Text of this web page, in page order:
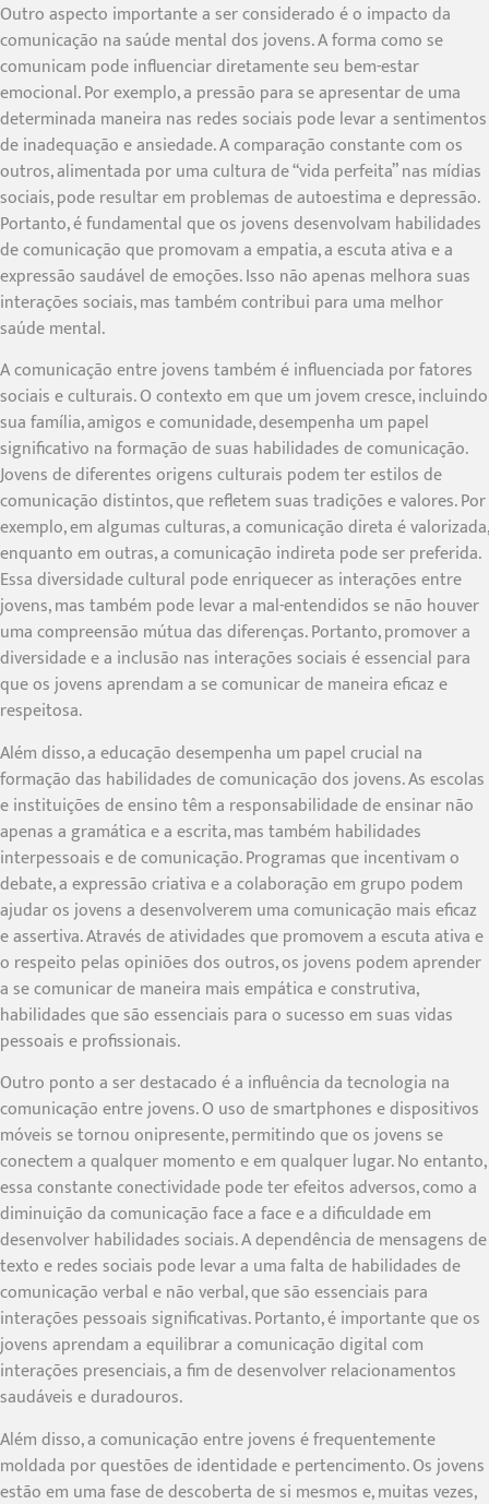
Outro aspecto importante a ser considerado é o impacto da
comunicação na saúde mental dos jovens. A forma como se
comunicam pode influenciar diretamente seu bem-estar
emocional. Por exemplo, a pressão para se apresentar de uma
determinada maneira nas redes sociais pode levar a sentimentos
de inadequação e ansiedade. A comparação constante com os
outros, alimentada por uma cultura de “vida perfeita” nas mídias
sociais, pode resultar em problemas de autoestima e depressão.
Portanto, é fundamental que os jovens desenvolvam habilidades
de comunicação que promovam a empatia, a escuta ativa e a
expressão saudável de emoções. Isso não apenas melhora suas
interações sociais, mas também contribui para uma melhor
saúde mental.
A comunicação entre jovens também é influenciada por fatores
sociais e culturais. O contexto em que um jovem cresce, incluindo
sua família, amigos e comunidade, desempenha um papel
significativo na formação de suas habilidades de comunicação.
Jovens de diferentes origens culturais podem ter estilos de
comunicação distintos, que refletem suas tradições e valores. Por
exemplo, em algumas culturas, a comunicação direta é valorizada,
enquanto em outras, a comunicação indireta pode ser preferida.
Essa diversidade cultural pode enriquecer as interações entre
jovens, mas também pode levar a mal-entendidos se não houver
uma compreensão mútua das diferenças. Portanto, promover a
diversidade e a inclusão nas interações sociais é essencial para
que os jovens aprendam a se comunicar de maneira eficaz e
respeitosa.
Além disso, a educação desempenha um papel crucial na
formação das habilidades de comunicação dos jovens. As escolas
e instituições de ensino têm a responsabilidade de ensinar não
apenas a gramática e a escrita, mas também habilidades
interpessoais e de comunicação. Programas que incentivam o
debate, a expressão criativa e a colaboração em grupo podem
ajudar os jovens a desenvolverem uma comunicação mais eficaz
e assertiva. Através de atividades que promovem a escuta ativa e
o respeito pelas opiniões dos outros, os jovens podem aprender
a se comunicar de maneira mais empática e construtiva,
habilidades que são essenciais para o sucesso em suas vidas
pessoais e profissionais.
Outro ponto a ser destacado é a influência da tecnologia na
comunicação entre jovens. O uso de smartphones e dispositivos
móveis se tornou onipresente, permitindo que os jovens se
conectem a qualquer momento e em qualquer lugar. No entanto,
essa constante conectividade pode ter efeitos adversos, como a
diminuição da comunicação face a face e a dificuldade em
desenvolver habilidades sociais. A dependência de mensagens de
texto e redes sociais pode levar a uma falta de habilidades de
comunicação verbal e não verbal, que são essenciais para
interações pessoais significativas. Portanto, é importante que os
jovens aprendam a equilibrar a comunicação digital com
interações presenciais, a fim de desenvolver relacionamentos
saudáveis e duradouros.
Além disso, a comunicação entre jovens é frequentemente
moldada por questões de identidade e pertencimento. Os jovens
estão em uma fase de descoberta de si mesmos e, muitas vezes,